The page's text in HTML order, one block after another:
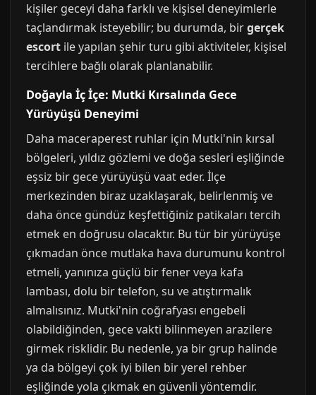
kişiler geceyi daha farklı ve kişisel deneyimlerle
taçlandırmak isteyebilir; bu durumda, birgerçek
escort ile yapılan şehir turu gibi aktiviteler, kişisel
tercihlere bağlı olarak planlanabilir.
Doğayla İç İçe: Mutki Kırsalında Gece
Yürüyüşü Deneyimi
Daha maceraperest ruhlar için Mutki'nin kırsal
bölgeleri, yıldız gözlemi ve doğa sesleri eşliğinde
eşsiz bir gece yürüyüşü vaat eder. İlçe
merkezinden biraz uzaklaşarak, belirlenmiş ve
daha önce gündüz keşfettiğiniz patikaları tercih
etmek en doğrusu olacaktır. Bu tür bir yürüyüşe
çıkmadan önce mutlaka hava durumunu kontrol
etmeli, yanınıza güçlü bir fener veya kafa
lambası, dolu bir telefon, su ve atıştırmalık
almalısınız. Mutki'nin coğrafyası engebeli
olabildiğinden, gece vakti bilinmeyen arazilere
girmek risklidir. Bu nedenle, ya bir grup halinde
ya da bölgeyi çok iyi bilen bir yerel rehber
eşliğinde yola çıkmak en güvenli yöntemdir.